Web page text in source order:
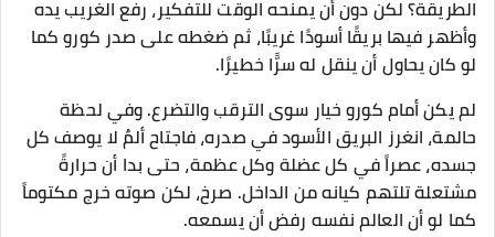
الطريقة؟ لكن دون أن يمنحه الوقت للتفكير، رفع الغريب يده
وأظهر فيها بريقًا أسودًا غريبًا، ثم ضغطه على صدر كورو كما
لو كان يحاول أن ينقل له سرًّا خطيرًا.
لم يكن أمام كورو خيار سوى الترقب والتضرع. وفي لحظة
حالمة، انغرز البريق الأسود في صدره، فاجتاح ألمٌ لا يوصف كل
جسده، عصراً في كل عضلة وكل عظمة، حتى بدا أن حرارةً
مشتعلة تلتهم كيانه من الداخل. صرخ، لكن صوته خرج مكتوماً
كما لو أن العالم نفسه رفض أن يسمعه.